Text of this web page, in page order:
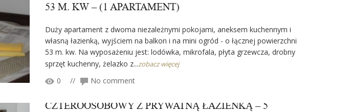
53 M. KW – (1 APARTAMENT)
Duży apartament z dwoma niezależnymi pokojami, aneksem kuchennym i
własną łazienką, wyjściem na balkon i na mini ogród - o łącznej powierzchni
53 m. kw. Na wyposażeniu jest: lodówka, mikrofala, płyta grzewcza, drobny
sprzęt kuchenny, żelazko z...zobacz więcej
0 // No comment
CZTEROOSOBOWY Z PRYWATNĄ ŁAZIENKĄ – 5